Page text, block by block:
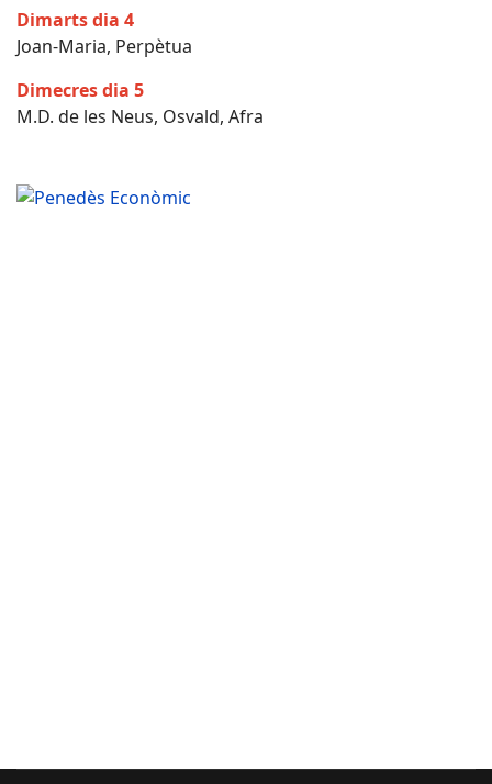
Dimarts dia 4
Joan-Maria, Perpètua
Dimecres dia 5
M.D. de les Neus, Osvald, Afra